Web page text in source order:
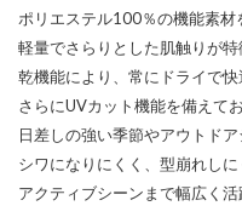
ポリエステル100％の機能素材
軽量でさらりとした肌触りが
乾機能により、常にドライで快
さらにUVカット機能を備えて
日差しの強い季節やアウトド
シワになりにくく、型崩れし
アクティブシーンまで幅広く活